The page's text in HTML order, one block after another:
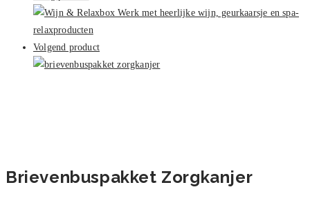
Volgend product
Brievenbuspakket Zorgkanjer